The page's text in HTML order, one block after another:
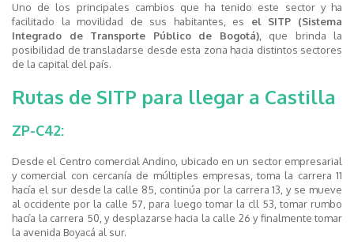
Uno de los principales cambios que ha tenido este sector y ha
facilitado la movilidad de sus habitantes, es el SITP (Sistema
Integrado de Transporte Público de Bogotá), que brinda la
posibilidad de transladarse desde esta zona hacia distintos sectores
de la capital del país.
Rutas de SITP para llegar a Castilla
ZP-C42:
Desde el Centro comercial Andino, ubicado en un sector empresarial
y comercial con cercanía de múltiples empresas, toma la carrera 11
hacía el sur desde la calle 85, continúa por la carrera 13, y se mueve
al occidente por la calle 57, para luego tomar la cll 53, tomar rumbo
hacía la carrera 50, y desplazarse hacia la calle 26 y finalmente tomar
la avenida Boyacá al sur.